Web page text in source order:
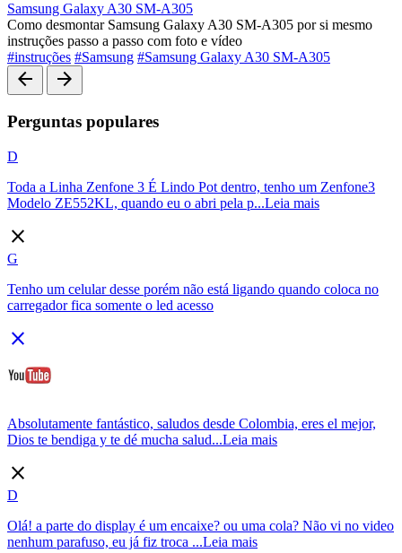
Samsung Galaxy A30 SM-A305
Como desmontar Samsung Galaxy A30 SM-A305 por si mesmo
instruções passo a passo com foto e vídeo
#instruções #Samsung #Samsung Galaxy A30 SM-A305
arrow_back arrow_forward
Perguntas populares
D
Toda a Linha Zenfone 3 É Lindo Pot dentro, tenho um Zenfone3
Modelo ZE552KL, quando eu o abri pela p...Leia mais
close
G
Tenho um celular desse porém não está ligando quando coloca no
carregador fica somente o led acesso
close
Absolutamente fantástico, saludos desde Colombia, eres el mejor,
Dios te bendiga y te dé mucha salud...Leia mais
close
D
Olá! a parte do display é um encaixe? ou uma cola? Não vi no video
nenhum parafuso, eu já fiz troca ...Leia mais